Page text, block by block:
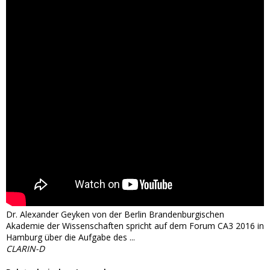
Dr. Alexander Geyken von der Berlin Brandenburgischen
Akademie der Wissenschaften spricht auf dem Forum CA3 2016 in
Hamburg über die Aufgabe des ...
CLARIN-D